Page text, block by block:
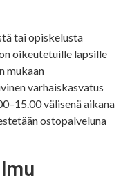
tai opiskelusta
oikeutetuille lapsille
mukaan
varhaiskasvatus
välisenä aikana
ostopalveluna